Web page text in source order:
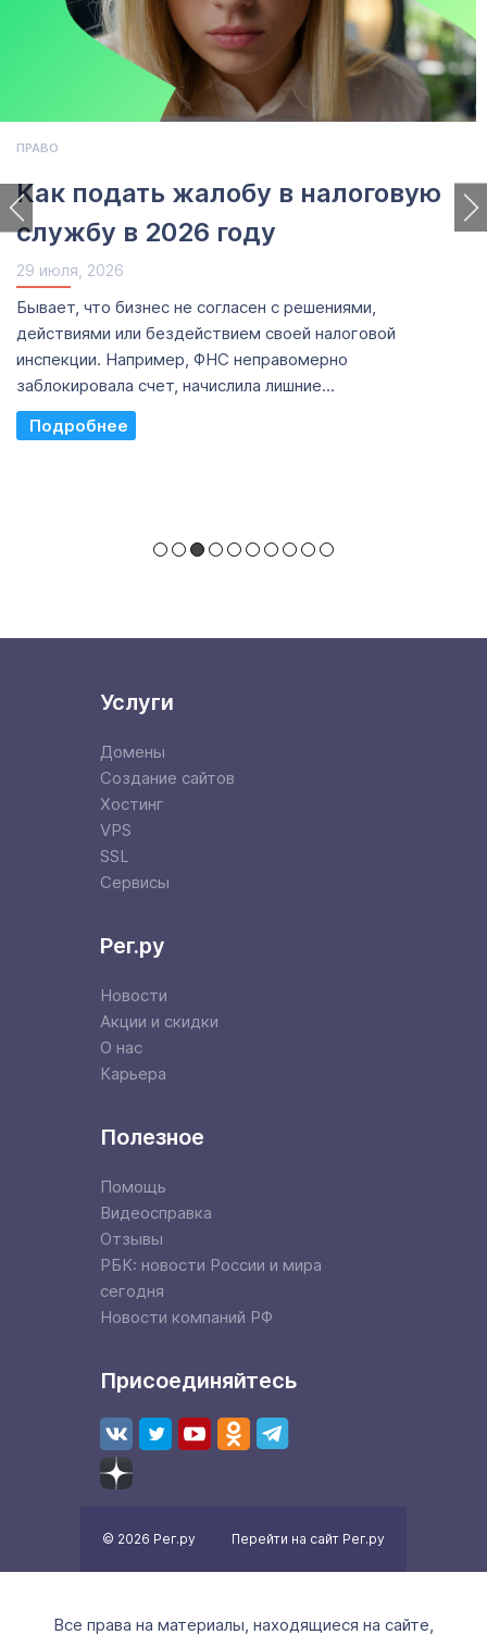
ПРАВО
Как подать жалобу в налоговую
службу в 2026 году
29 июля, 2026
Бывает, что бизнес не согласен с решениями,
действиями или бездействием своей налоговой
инспекции. Например, ФНС неправомерно
заблокировала счет, начислила лишние...
Read More
Услуги
Домены
Создание сайтов
Хостинг
VPS
SSL
Сервисы
Рег.ру
Новости
Акции и скидки
О нас
Карьера
Полезное
Помощь
Видеосправка
Отзывы
РБК: новости России и мира
сегодня
Новости компаний РФ
Присоединяйтесь
© 2026 Рег.ру Перейти на сайт Рег.ру
Все права на материалы, находящиеся на сайте,